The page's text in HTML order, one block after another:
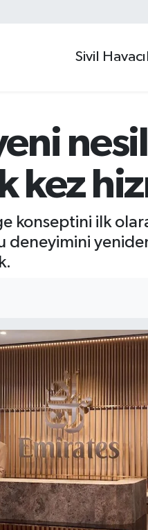
Sivil
kez
konseptini ilk
deneyimini